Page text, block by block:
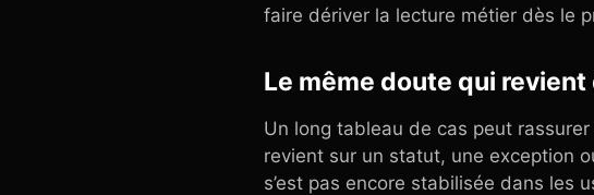
faire dériver la lecture métier dès le
Le même doute qui
Un long tableau de cas peut
revient sur un statut, une exception
s’est pas encore stabilisée dans les